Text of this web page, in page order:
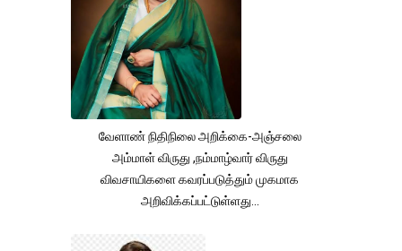
வேளாண் நிதிநிலை அறிக்கை-அஞ்சலை
அம்மாள் விருது ,நம்மாழ்வார் விருது
விவசாயிகளை கவரப்படுத்தும் முகமாக
அறிவிக்கப்பட்டுள்ளது...